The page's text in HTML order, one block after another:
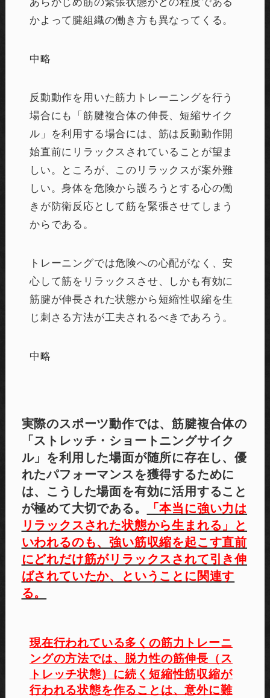
かよって腱組織の働き方も異なってくる。
中略
反動動作を用いた筋力トレーニングを行う
場合にも「筋腱複合体の伸長、短縮サイク
ル」を利用する場合には、筋は反動動作開
始直前にリラックスされていることが望ま
しい。ところが、このリラックスが案外難
しい。身体を危険から護ろうとする心の働
きが防衛反応として筋を緊張させてしまう
からである。
トレーニングでは危険への心配がなく、安
心して筋をリラックスさせ、しかも有効に
筋腱が伸長された状態から短縮性収縮を生
じ刺さる方法が工夫されるべきであろう。
中略
実際のスポーツ動作では、筋腱複合体の
「ストレッチ・ショートニングサイク
ル」を利用した場面が随所に存在し、優
れたパフォーマンスを獲得するために
は、こうした場面を有効に活用すること
が極めて大切である。
「本当に強い力は
リラックスされた状態から生まれる」と
いわれるのも、強い筋収縮を起こす直前
にどれだけ筋がリラックスされて引き伸
ばされていたか、ということに関連す
る。
現在行われている多くの筋力トレーニ
ングの方法では、脱力性の筋伸長（ス
トレッチ状態）に続く短縮性筋収縮が
行われる状態を作ることは、意外に難